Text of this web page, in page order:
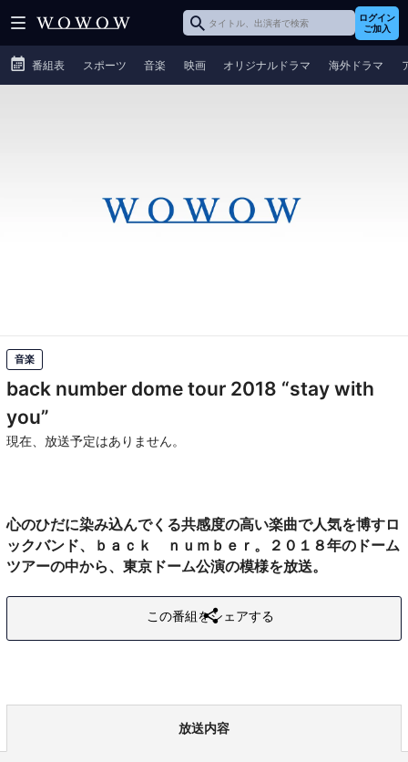
ログイン
ご加入
番組表 スポーツ 音楽 映画 オリジナルドラマ 海外ドラマ
音楽
back number dome tour 2018 “stay with
you”
現在、放送予定はありません。
心のひだに染み込んでくる共感度の高い楽曲で人気を博すロ
ックバンド、ｂａｃｋ ｎｕｍｂｅｒ。２０１８年のドーム
ツアーの中から、東京ドーム公演の模様を放送。
この番組をシェアする
放送内容